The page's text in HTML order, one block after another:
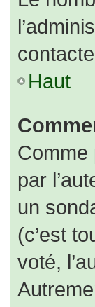
Haut
Comme
par
un
(c’est
voté,